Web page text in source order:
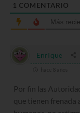
1 COMENTARIO
Más
Enrique
Por fin las
que tienen frenada